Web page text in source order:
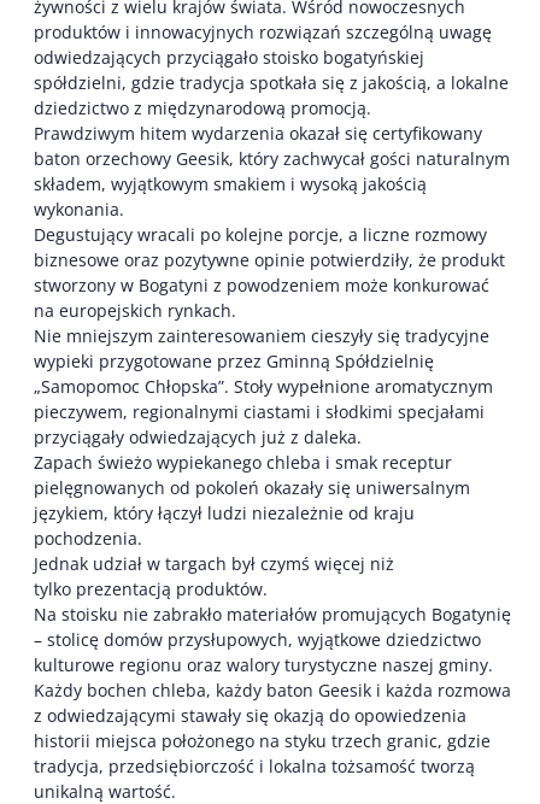
żywności z wielu krajów świata. Wśród nowoczesnych
produktów i innowacyjnych rozwiązań szczególną uwagę
odwiedzających przyciągało stoisko bogatyńskiej
spółdzielni, gdzie tradycja spotkała się z jakością, a lokalne
dziedzictwo z międzynarodową promocją.
Prawdziwym hitem wydarzenia okazał się certyfikowany
baton orzechowy Geesik, który zachwycał gości naturalnym
składem, wyjątkowym smakiem i wysoką jakością
wykonania.
Degustujący wracali po kolejne porcje, a liczne rozmowy
biznesowe oraz pozytywne opinie potwierdziły, że produkt
stworzony w Bogatyni z powodzeniem może konkurować
na europejskich rynkach.
Nie mniejszym zainteresowaniem cieszyły się tradycyjne
wypieki przygotowane przez Gminną Spółdzielnię
„Samopomoc Chłopska”. Stoły wypełnione aromatycznym
pieczywem, regionalnymi ciastami i słodkimi specjałami
przyciągały odwiedzających już z daleka.
Zapach świeżo wypiekanego chleba i smak receptur
pielęgnowanych od pokoleń okazały się uniwersalnym
językiem, który łączył ludzi niezależnie od kraju
pochodzenia.
Jednak udział w targach był czymś więcej niż
tylko prezentacją produktów.
Na stoisku nie zabrakło materiałów promujących Bogatynię
– stolicę domów przysłupowych, wyjątkowe dziedzictwo
kulturowe regionu oraz walory turystyczne naszej gminy.
Każdy bochen chleba, każdy baton Geesik i każda rozmowa
z odwiedzającymi stawały się okazją do opowiedzenia
historii miejsca położonego na styku trzech granic, gdzie
tradycja, przedsiębiorczość i lokalna tożsamość tworzą
unikalną wartość.